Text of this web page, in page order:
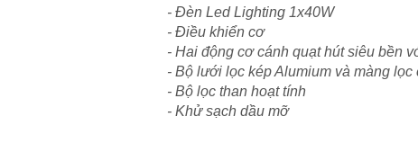
- Đèn Led Lighting 1x40W
- Điều khiển cơ
- Hai động cơ cánh quạt hút siêu bền
- Bộ lưới lọc kép Alumium và màng lọc
- Bộ lọc than hoạt tính
- Khử sạch dầu mỡ